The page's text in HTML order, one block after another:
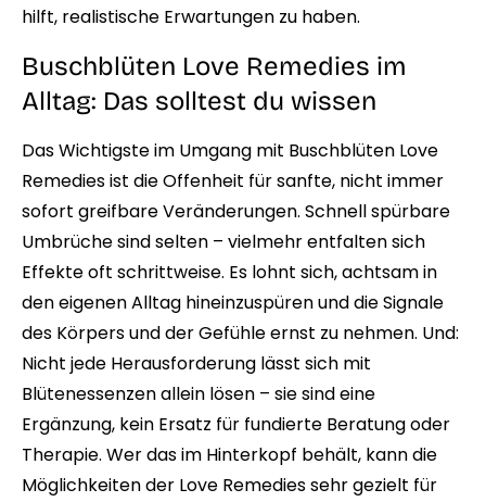
hilft, realistische Erwartungen zu haben.
Buschblüten Love Remedies im
Alltag: Das solltest du wissen
Das Wichtigste im Umgang mit Buschblüten Love
Remedies ist die Offenheit für sanfte, nicht immer
sofort greifbare Veränderungen. Schnell spürbare
Umbrüche sind selten – vielmehr entfalten sich
Effekte oft schrittweise. Es lohnt sich, achtsam in
den eigenen Alltag hineinzuspüren und die Signale
des Körpers und der Gefühle ernst zu nehmen. Und:
Nicht jede Herausforderung lässt sich mit
Blütenessenzen allein lösen – sie sind eine
Ergänzung, kein Ersatz für fundierte Beratung oder
Therapie. Wer das im Hinterkopf behält, kann die
Möglichkeiten der Love Remedies sehr gezielt für